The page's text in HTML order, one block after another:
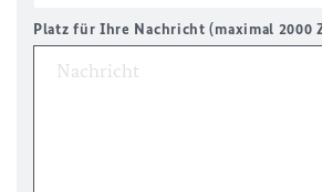
Platz für Ihre Nachricht (maximal 2000